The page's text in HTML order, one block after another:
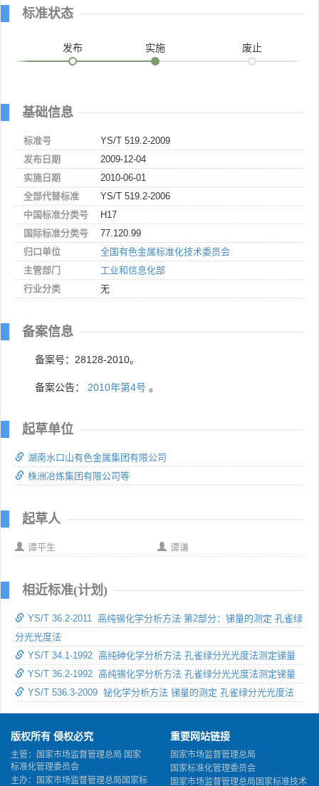
标准状态
发布 实施 废止
基础信息
标准号
YS/T 519.2-2009
发布日期
2009-12-04
实施日期
2010-06-01
全部代替标准
YS/T 519.2-2006
中国标准分类号
H17
国际标准分类号
77.120.99
归口单位
全国有色金属标准化技术委员会
主管部门
工业和信息化部
行业分类
无
备案信息
备案号：28128-2010。
备案公告： 2010年第4号 。
起草单位
湖南水口山有色金属集团有限公司
株洲冶炼集团有限公司等
起草人
谭平生 谭谦
相近标准(计划)
YS/T 36.2-2011 高纯锡化学分析方法 第2部分：锑量的测定 孔雀绿
分光光度法
YS/T 34.1-1992 高纯砷化学分析方法 孔雀绿分光光度法测定锑量
YS/T 36.2-1992 高纯锡化学分析方法 孔雀绿分光光度法测定锑量
YS/T 536.3-2009 铋化学分析方法 锑量的测定 孔雀绿分光光度法
版权所有 侵权必究
主管：国家市场监督管理总局 国家
标准化管理委员会
主办：国家市场监督管理总局国家标
重要网站链接
国家市场监督管理总局
国家标准化管理委员会
国家市场监督管理总局国家标准技术